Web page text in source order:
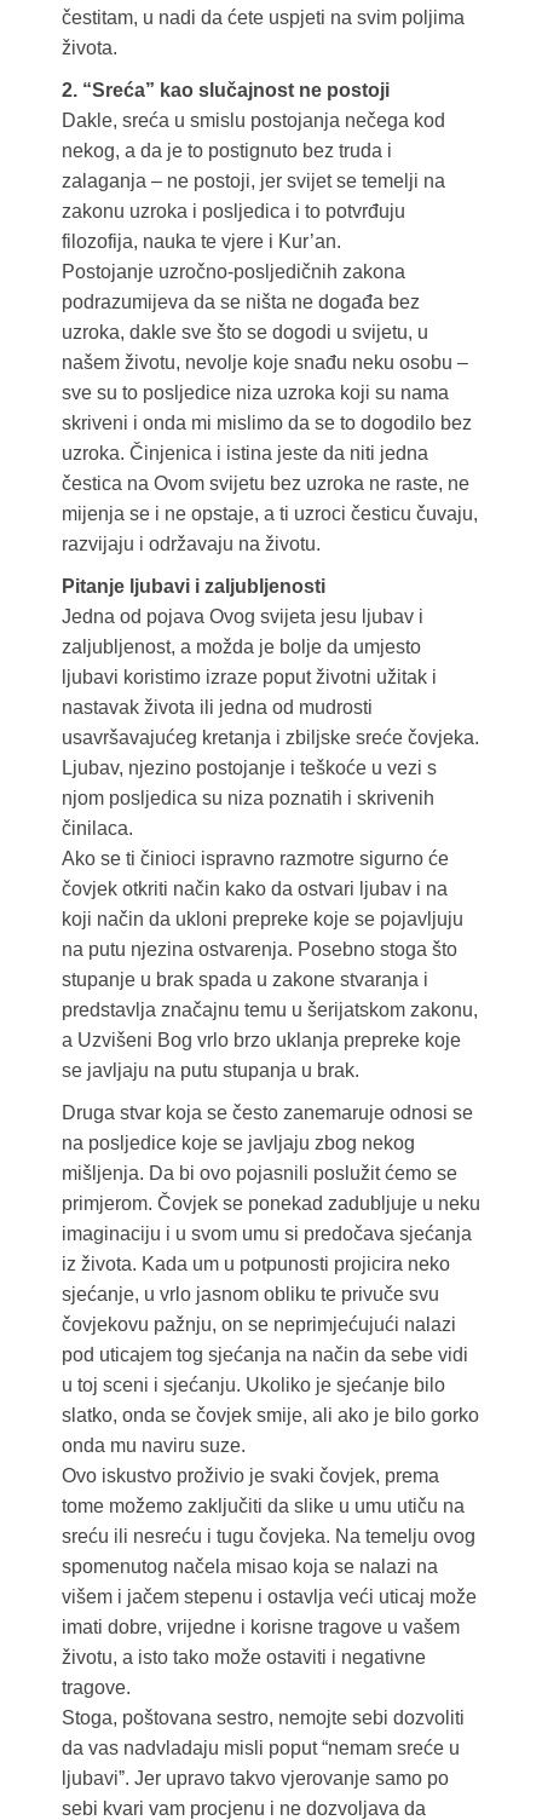
čestitam, u nadi da ćete uspjeti na svim poljima
života.
2. “Sreća” kao slučajnost ne postoji
Dakle, sreća u smislu postojanja nečega kod
nekog, a da je to postignuto bez truda i
zalaganja – ne postoji, jer svijet se temelji na
zakonu uzroka i posljedica i to potvrđuju
filozofija, nauka te vjere i Kur’an.
Postojanje uzročno-posljedičnih zakona
podrazumijeva da se ništa ne događa bez
uzroka, dakle sve što se dogodi u svijetu, u
našem životu, nevolje koje snađu neku osobu –
sve su to posljedice niza uzroka koji su nama
skriveni i onda mi mislimo da se to dogodilo bez
uzroka. Činjenica i istina jeste da niti jedna
čestica na Ovom svijetu bez uzroka ne raste, ne
mijenja se i ne opstaje, a ti uzroci česticu čuvaju,
razvijaju i održavaju na životu.
Pitanje ljubavi i zaljubljenosti
Jedna od pojava Ovog svijeta jesu ljubav i
zaljubljenost, a možda je bolje da umjesto
ljubavi koristimo izraze poput životni užitak i
nastavak života ili jedna od mudrosti
usavršavajućeg kretanja i zbiljske sreće čovjeka.
Ljubav, njezino postojanje i teškoće u vezi s
njom posljedica su niza poznatih i skrivenih
činilaca.
Ako se ti činioci ispravno razmotre sigurno će
čovjek otkriti način kako da ostvari ljubav i na
koji način da ukloni prepreke koje se pojavljuju
na putu njezina ostvarenja. Posebno stoga što
stupanje u brak spada u zakone stvaranja i
predstavlja značajnu temu u šerijatskom zakonu,
a Uzvišeni Bog vrlo brzo uklanja prepreke koje
se javljaju na putu stupanja u brak.
Druga stvar koja se često zanemaruje odnosi se
na posljedice koje se javljaju zbog nekog
mišljenja. Da bi ovo pojasnili poslužit ćemo se
primjerom. Čovjek se ponekad zadubljuje u neku
imaginaciju i u svom umu si predočava sjećanja
iz života. Kada um u potpunosti projicira neko
sjećanje, u vrlo jasnom obliku te privuče svu
čovjekovu pažnju, on se neprimjećujući nalazi
pod uticajem tog sjećanja na način da sebe vidi
u toj sceni i sjećanju. Ukoliko je sjećanje bilo
slatko, onda se čovjek smije, ali ako je bilo gorko
onda mu naviru suze.
Ovo iskustvo proživio je svaki čovjek, prema
tome možemo zaključiti da slike u umu utiču na
sreću ili nesreću i tugu čovjeka. Na temelju ovog
spomenutog načela misao koja se nalazi na
višem i jačem stepenu i ostavlja veći uticaj može
imati dobre, vrijedne i korisne tragove u vašem
životu, a isto tako može ostaviti i negativne
tragove.
Stoga, poštovana sestro, nemojte sebi dozvoliti
da vas nadvladaju misli poput “nemam sreće u
ljubaviˮ. Jer upravo takvo vjerovanje samo po
sebi kvari vam procjenu i ne dozvoljava da